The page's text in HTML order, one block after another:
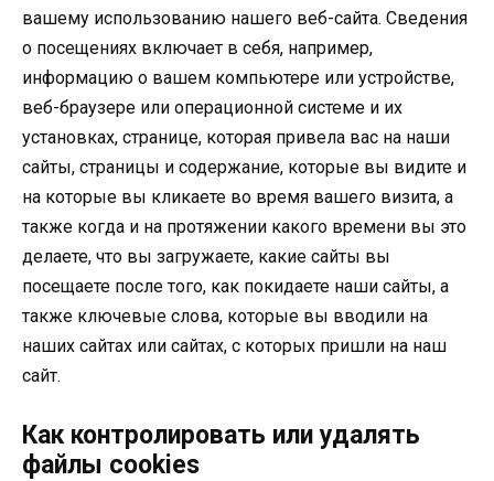
вашему использованию нашего веб-сайта. Сведения
о посещениях включает в себя, например,
информацию о вашем компьютере или устройстве,
веб-браузере или операционной системе и их
установках, странице, которая привела вас на наши
сайты, страницы и содержание, которые вы видите и
на которые вы кликаете во время вашего визита, а
также когда и на протяжении какого времени вы это
делаете, что вы загружаете, какие сайты вы
посещаете после того, как покидаете наши сайты, а
также ключевые слова, которые вы вводили на
наших сайтах или сайтах, с которых пришли на наш
сайт.
Как контролировать или удалять
файлы cookies